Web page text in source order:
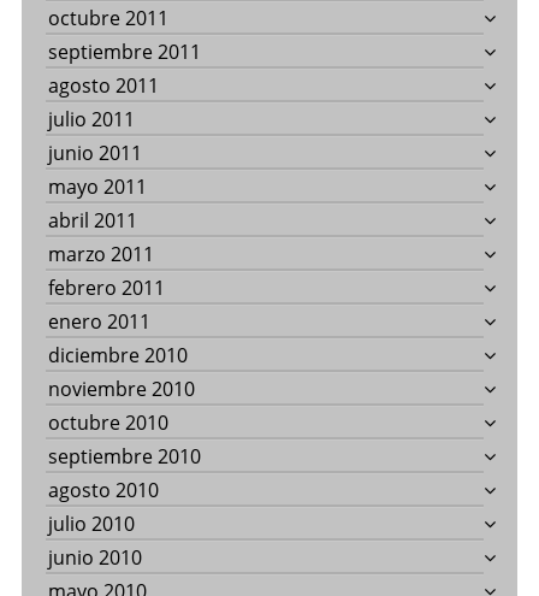
octubre 2011
septiembre 2011
agosto 2011
julio 2011
junio 2011
mayo 2011
abril 2011
marzo 2011
febrero 2011
enero 2011
diciembre 2010
noviembre 2010
octubre 2010
septiembre 2010
agosto 2010
julio 2010
junio 2010